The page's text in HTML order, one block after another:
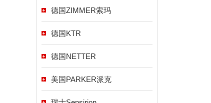
德国ZIMMER索玛
德国KTR
德国NETTER
美国PARKER派克